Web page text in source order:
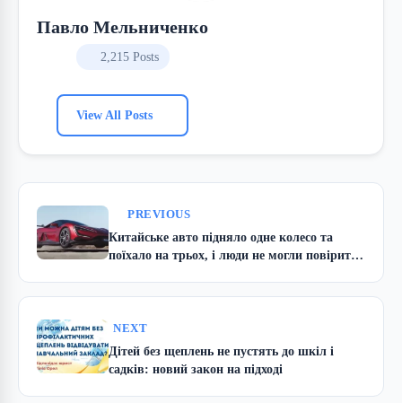
Павло Мельниченко
2,215 Posts
View All Posts
PREVIOUS
Китайське авто підняло одне колесо та
поїхало на трьох, і люди не могли повірити
NEXT
Дітей без щеплень не пустять до шкіл і
садків: новий закон на підході